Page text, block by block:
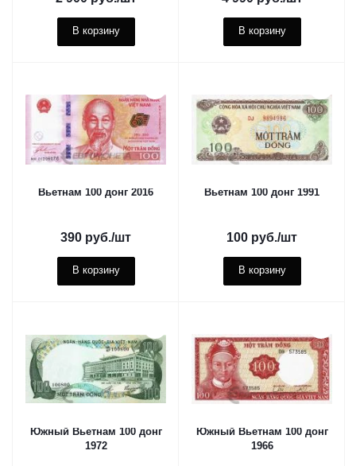
В корзину В корзину
Вьетнам 100 донг 2016
390 руб./шт
В корзину
Вьетнам 100 донг 1991
100 руб./шт
В корзину
Южный Вьетнам 100 донг
1972
Южный Вьетнам 100 донг
1966